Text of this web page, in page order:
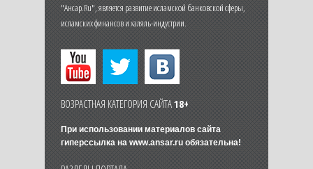
"Ансар.Ru", является развитие исламской банковской сферы,
исламских финансов и халяль-индустрии.
ВОЗРАСТНАЯ КАТЕГОРИЯ САЙТА18+
При использовании материалов сайта
гиперссылка на www.ansar.ruобязательна!